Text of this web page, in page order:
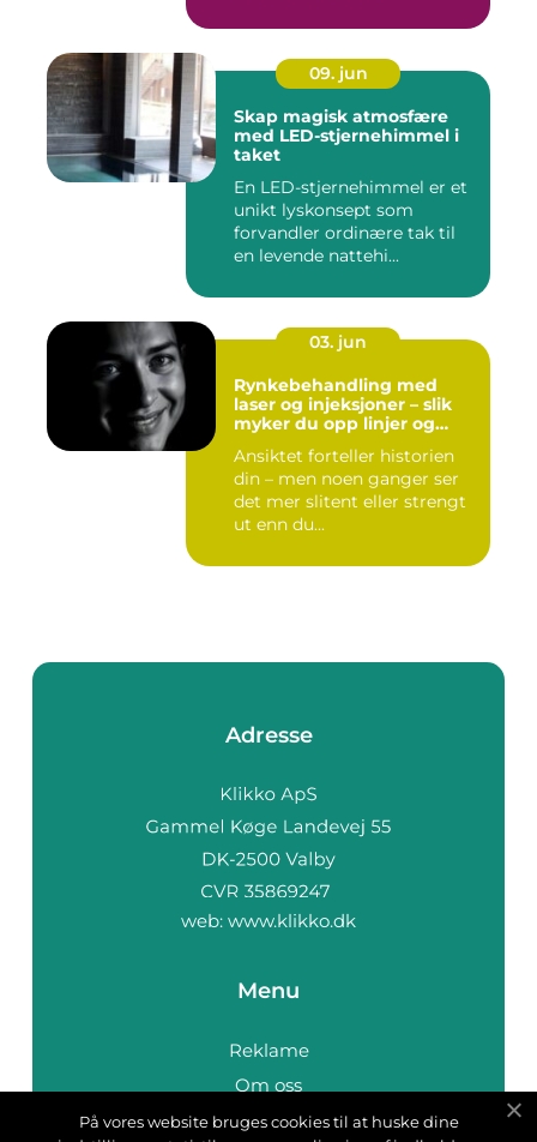
09. jun
Skap magisk atmosfære
med LED-stjernehimmel i
taket
En LED-stjernehimmel er et
unikt lyskonsept som
forvandler ordinære tak til
en levende nattehi...
03. jun
Rynkebehandling med
laser og injeksjoner – slik
myker du opp linjer og
Ansiktet forteller historien
din – men noen ganger ser
det mer slitent eller strengt
ut enn du...
Adresse
web: www.klikko.dk
Menu
Reklame
Om oss
Cookies
På vores website bruges cookies til at huske dine